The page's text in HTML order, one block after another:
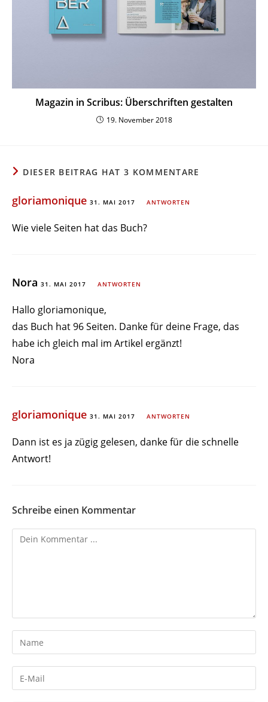
Magazin in Scribus: Über­schriften gestalten
19. November 2018
DIESER BEITRAG HAT 3 KOMMENTARE
gloriamonique 31. MAI 2017 ANTWORTEN
Wie viele Seiten hat das Buch?
Nora 31. MAI 2017 ANTWORTEN
Hallo gloria­mo­nique,
das Buch hat 96 Seiten. Danke für deine Frage, das
habe ich gleich mal im Artikel ergänzt!
Nora
gloriamonique 31. MAI 2017 ANTWORTEN
Dann ist es ja zügig gelesen, danke für die schnelle
Antwort!
Schreibe einen Kommentar
Kommentieren
Gib
deinen
Namen
oder
Gib
deine